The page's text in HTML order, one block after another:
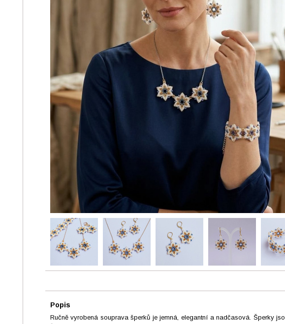
Popis
Ručně vyrobená souprava šperků je jemná, elegantní a nadčasová. Šperky